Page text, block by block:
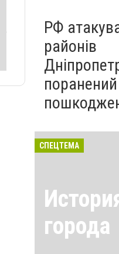
РФ
районів
поранений
СПЕЦТЕМА
города